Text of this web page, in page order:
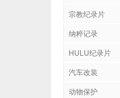
宗教纪录片
纳粹记录
HULU纪录片
汽车改装
动物保护